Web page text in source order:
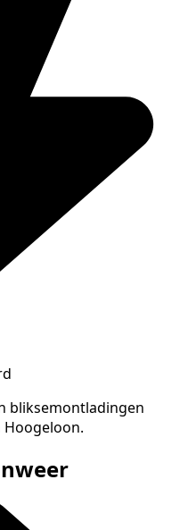
bliksemontladingen